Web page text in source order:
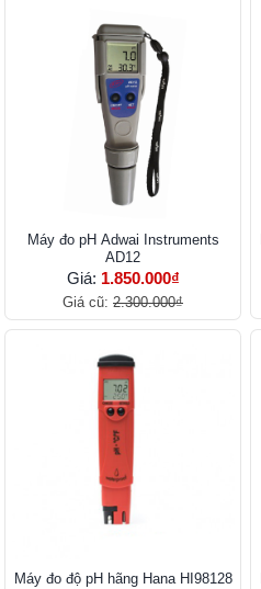
Máy đo pH Adwai Instruments
AD12
Giá: 1.850.000₫
Giá cũ: 2.300.000₫
Máy đo độ pH hãng Hana HI98128